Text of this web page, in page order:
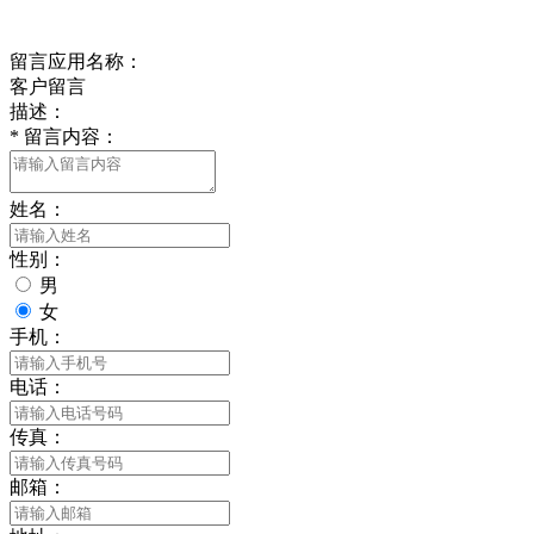
留言应用名称：
客户留言
描述：
* 留言内容：
姓名：
性别：
男
女
手机：
电话：
传真：
邮箱：